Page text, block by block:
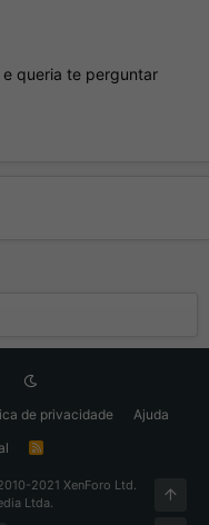
e queria te perguntar
de privacidade
Ajuda
R
2021 XenForo Ltd.
Ltda.
Topo